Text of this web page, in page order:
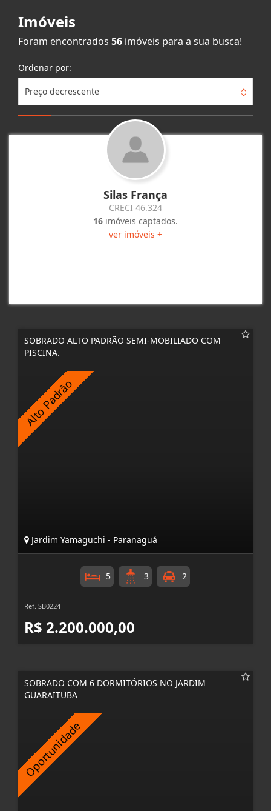
Imóveis
Foram encontrados 56 imóveis para a sua busca!
Ordenar por:
Preço decrescente
Silas França
CRECI 46.324
16 imóveis captados.
ver imóveis +
SOBRADO ALTO PADRÃO SEMI-MOBILIADO COM
PISCINA.
Jardim Yamaguchi - Paranaguá
5 3 2
Ref. SB0224
R$ 2.200.000,00
SOBRADO COM 6 DORMITÓRIOS NO JARDIM
GUARAITUBA